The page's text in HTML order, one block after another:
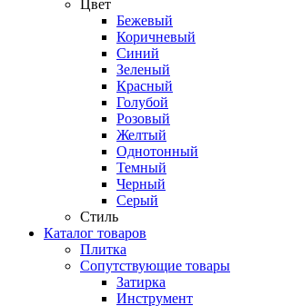
Цвет
Бежевый
Коричневый
Синий
Зеленый
Красный
Голубой
Розовый
Желтый
Однотонный
Темный
Черный
Серый
Стиль
Каталог товаров
Плитка
Сопутствующие товары
Затирка
Инструмент